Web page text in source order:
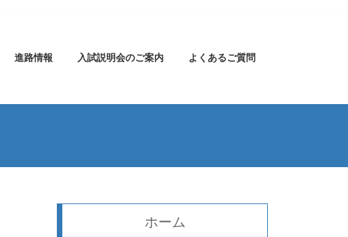
進路情報 入試説明会のご案内 よくあるご質問
ホーム